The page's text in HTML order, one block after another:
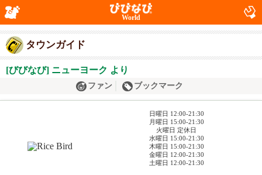
World
タウンガイド
[びびなび] ニューヨーク より
ファン ブックマーク
日曜日 12:00-21:30
月曜日 15:00-21:30
火曜日 定休日
水曜日 15:00-21:30
木曜日 15:00-21:30
金曜日 12:00-21:30
土曜日 12:00-21:30